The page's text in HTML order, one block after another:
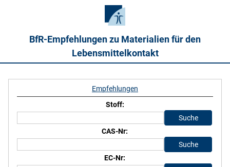
BfR-Empfehlungen zu Materialien für den
Lebensmittelkontakt
Empfehlungen
Stoff:
CAS-Nr:
EC-Nr: